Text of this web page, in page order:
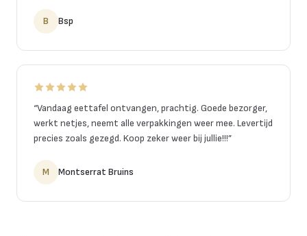
B Bsp
“Vandaag eettafel ontvangen, prachtig. Goede bezorger,
werkt netjes, neemt alle verpakkingen weer mee. Levertijd
precies zoals gezegd. Koop zeker weer bij jullie!!!”
M Montserrat Bruins